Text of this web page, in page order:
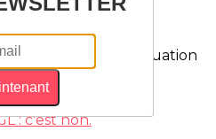
de la défense
les solutions à la situation
de la France,...